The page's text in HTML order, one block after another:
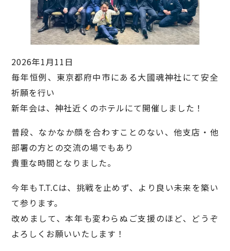
2026年1月11日
毎年恒例、東京都府中市にある大國魂神社にて安全
祈願を行い
新年会は、神社近くのホテルにて開催しました！
普段、なかなか顔を合わすことのない、他支店・他
部署の方との交流の場でもあり
貴重な時間となりました。
今年もT.T.Cは、挑戦を止めず、より良い未来を築い
て参ります。
改めまして、本年も変わらぬご支援のほど、どうぞ
よろしくお願いいたします！